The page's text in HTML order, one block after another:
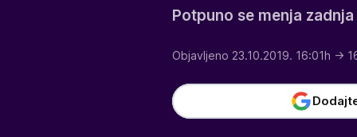
Potpuno se menja
Objavljeno 23.10.2019. 16:01h →